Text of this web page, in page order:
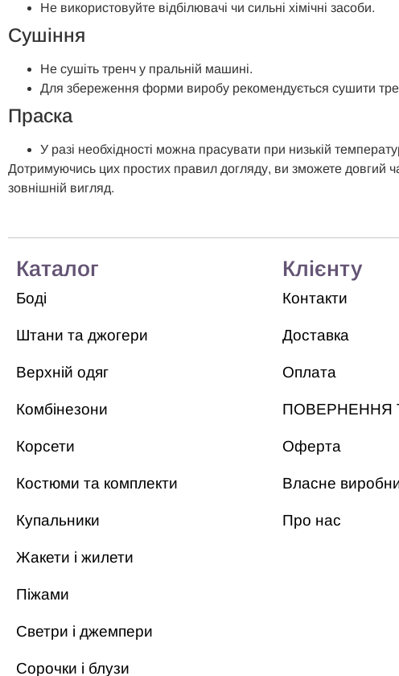
Не використовуйте відбілювачі чи сильні хімічні засоби.
Сушіння
Не сушіть тренч у пральній машині.
Для збереження форми виробу рекомендується сушити
Праска
У разі необхідності можна прасувати при низькій
Дотримуючись цих простих правил догляду, ви зможете довгий
зовнішній вигляд.
Каталог
Боді
Штани та джогери
Верхній одяг
Комбінезони
Корсети
Костюми та комплекти
Купальники
Жакети і жилети
Піжами
Светри і джемпери
Сорочки і блузи
Клієнту
Контакти
Доставка
Оплата
ПОВЕРНЕННЯ
Оферта
Власне
Про нас